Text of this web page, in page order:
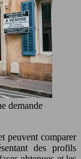
demande
peuvent comparer
des profils